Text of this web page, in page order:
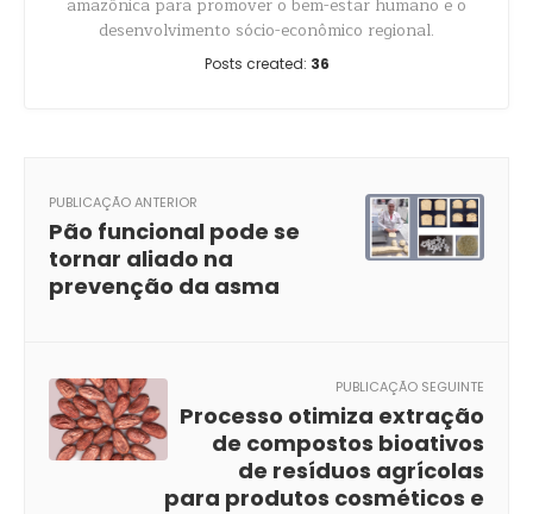
desenvolvimento sócio-econômico regional.
Posts created: 36
PUBLICAÇÃO ANTERIOR
Pão funcional pode se
tornar aliado na
prevenção da asma
PUBLICAÇÃO SEGUINTE
Processo otimiza extração
de compostos bioativos
de resíduos agrícolas
para produtos cosméticos e